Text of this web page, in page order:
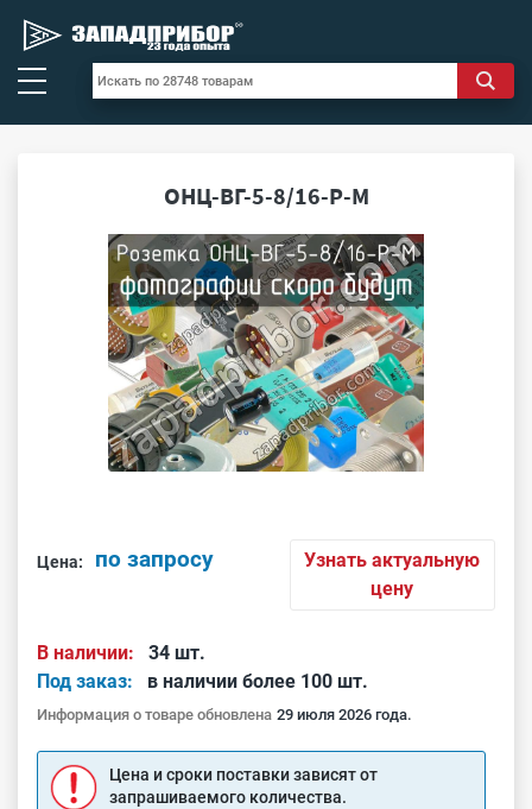
ОНЦ-ВГ-5-8/16-Р-М
Цена: по запросу
Узнать актуальную
цену
В наличии:
34 шт.
Под заказ:
в наличии более 100 шт.
Информация о товаре обновлена 29 июля 2026 года.
Цена и сроки поставки зависят от
запрашиваемого количества.